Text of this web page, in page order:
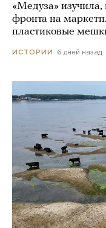
«Медуза»
фронта на
пластиковые
ИСТОРИИ 6 дней назад